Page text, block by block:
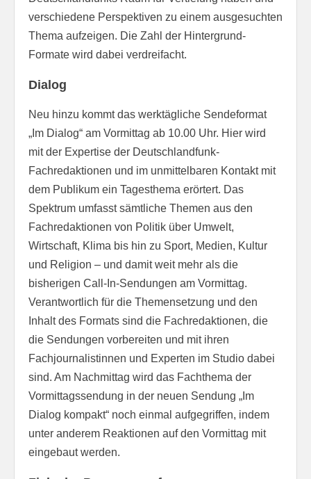
verschiedene Perspektiven zu einem ausgesuchten
Thema aufzeigen. Die Zahl der Hintergrund-
Formate wird dabei verdreifacht.
Dialog
Neu hinzu kommt das werktägliche Sendeformat
„Im Dialog“ am Vormittag ab 10.00 Uhr. Hier wird
mit der Expertise der Deutschlandfunk-
Fachredaktionen und im unmittelbaren Kontakt mit
dem Publikum ein Tagesthema erörtert. Das
Spektrum umfasst sämtliche Themen aus den
Fachredaktionen von Politik über Umwelt,
Wirtschaft, Klima bis hin zu Sport, Medien, Kultur
und Religion – und damit weit mehr als die
bisherigen Call-In-Sendungen am Vormittag.
Verantwortlich für die Themensetzung und den
Inhalt des Formats sind die Fachredaktionen, die
die Sendungen vorbereiten und mit ihren
Fachjournalistinnen und Experten im Studio dabei
sind. Am Nachmittag wird das Fachthema der
Vormittagssendung in der neuen Sendung „Im
Dialog kompakt“ noch einmal aufgegriffen, indem
unter anderem Reaktionen auf den Vormittag mit
eingebaut werden.